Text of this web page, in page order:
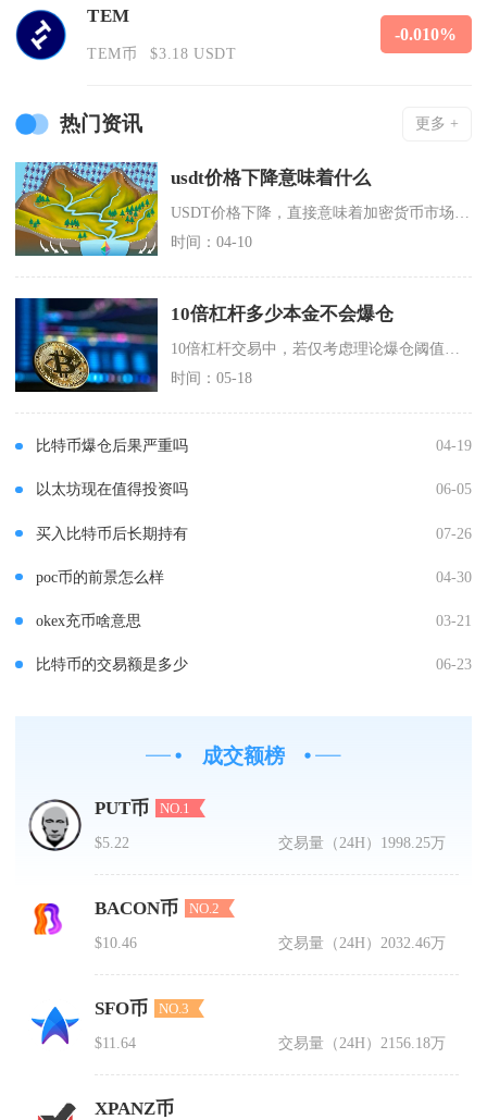
TEM
TEM币 $3.18 USDT
-0.010%
热门资讯 更多 +
usdt价格下降意味着什么
时间：04-10
10倍杠杆多少本金不会爆仓
时间：05-18
比特币爆仓后果严重吗 04-19
以太坊现在值得投资吗 06-05
买入比特币后长期持有 07-26
poc币的前景怎么样 04-30
okex充币啥意思 03-21
比特币的交易额是多少 06-23
成交额榜
PUT币 NO.1
$5.22 交易量（24H） 1998.25万
BACON币 NO.2
$10.46 交易量（24H） 2032.46万
SFO币 NO.3
$11.64 交易量（24H） 2156.18万
XPANZ币